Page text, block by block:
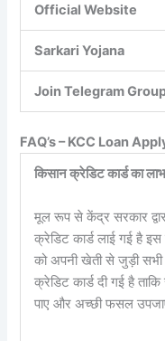
Official Website
Sarkari Yojana
Join Telegram
FAQ’s – KCC Loan
किसान क्रेडिट कार्ड का
मूल रूप से केंद्र सरकार
क्रेडिट कार्ड लाई गई है
को अपनी खेती से जुड़ी
क्रेडिट कार्ड दी गई है
पाए और अच्छी फसल